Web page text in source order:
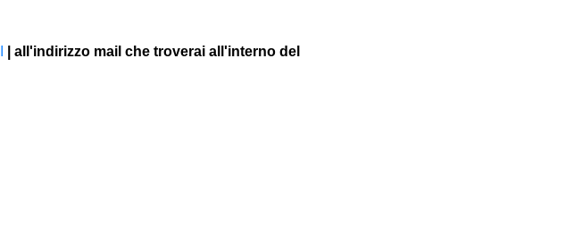
| all'indirizzo mail che troverai all'interno del